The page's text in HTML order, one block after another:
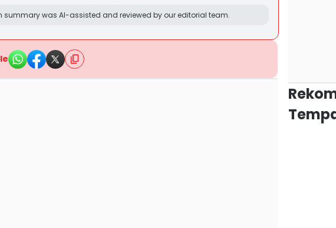
summary was AI-assisted and reviewed by our editorial team.